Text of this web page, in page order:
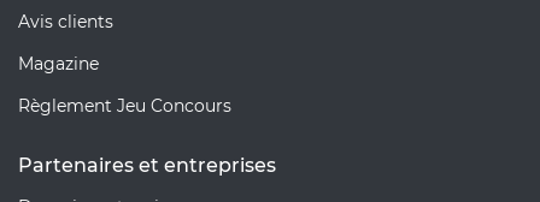
Avis clients
Magazine
Règlement Jeu Concours
Partenaires et entreprises